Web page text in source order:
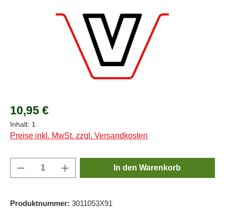
Regulärer Preis:
10,95 €
Inhalt: 1
Preise inkl. MwSt. zzgl. Versandkosten
Produkt Anzahl: Gib den gewünschten
In den Warenkorb
Produktnummer: 3011053X91